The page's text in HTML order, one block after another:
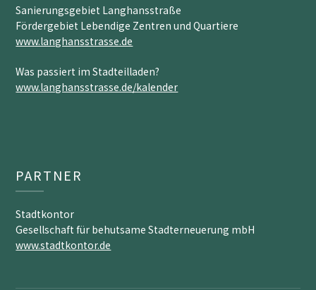
Sanierungsgebiet Langhansstraße
Fördergebiet Lebendige Zentren und Quartiere
www.langhansstrasse.de
Was passiert im Stadteilladen?
www.langhansstrasse.de/kalender
PARTNER
Stadtkontor
Gesellschaft für behutsame Stadterneuerung mbH
www.stadtkontor.de